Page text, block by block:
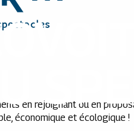
en rejoignant ou en
économique et écologique !